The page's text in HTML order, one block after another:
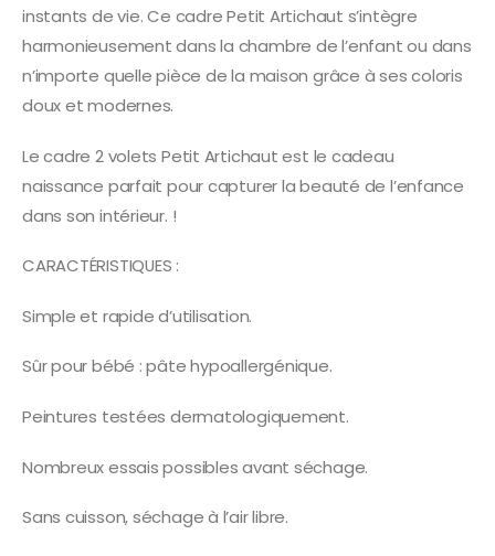
instants de vie. Ce cadre Petit Artichaut s’intègre
harmonieusement dans la chambre de l’enfant ou dans
n’importe quelle pièce de la maison grâce à ses coloris
doux et modernes.
Le cadre 2 volets Petit Artichaut est le cadeau
naissance parfait pour capturer la beauté de l’enfance
dans son intérieur. !
CARACTÉRISTIQUES :
Simple et rapide d’utilisation.
Sûr pour bébé : pâte hypoallergénique.
Peintures testées dermatologiquement.
Nombreux essais possibles avant séchage.
Sans cuisson, séchage à l’air libre.